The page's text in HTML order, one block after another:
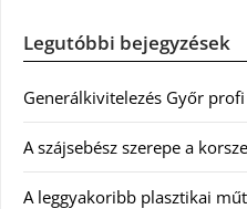
Legutóbbi bejegyzések
Generálkivitelezés Győr
A szájsebész szerepe a
A leggyakoribb plasztikai